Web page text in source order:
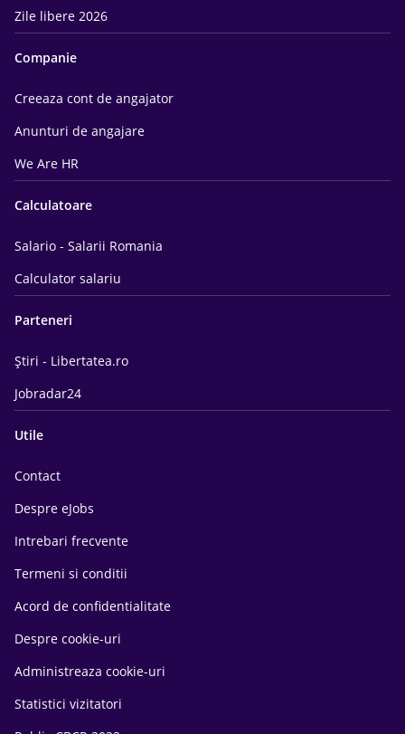
Zile libere 2026
Companie
Creeaza cont de angajator
Anunturi de angajare
We Are HR
Calculatoare
Salario - Salarii Romania
Calculator salariu
Parteneri
Știri - Libertatea.ro
Jobradar24
Utile
Contact
Despre eJobs
Intrebari frecvente
Termeni si conditii
Acord de confidentialitate
Despre cookie-uri
Administreaza cookie-uri
Statistici vizitatori